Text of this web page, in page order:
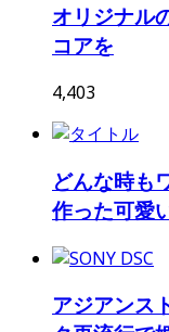
オリジナル
コアを
4,403
どんな時も
作った可愛
アジアンス